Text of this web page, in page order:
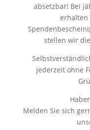
absetzbar! Bei
erhalten
stellen wir
jederzeit ohne
Melden Sie sich